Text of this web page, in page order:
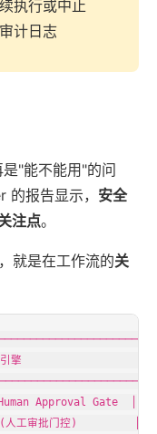
执行或中止
计日志
"能不能用"的问
报告显示， 安全
注点。
就是在工作流的关
引擎
Approval Gate  │
工审批门控)         │